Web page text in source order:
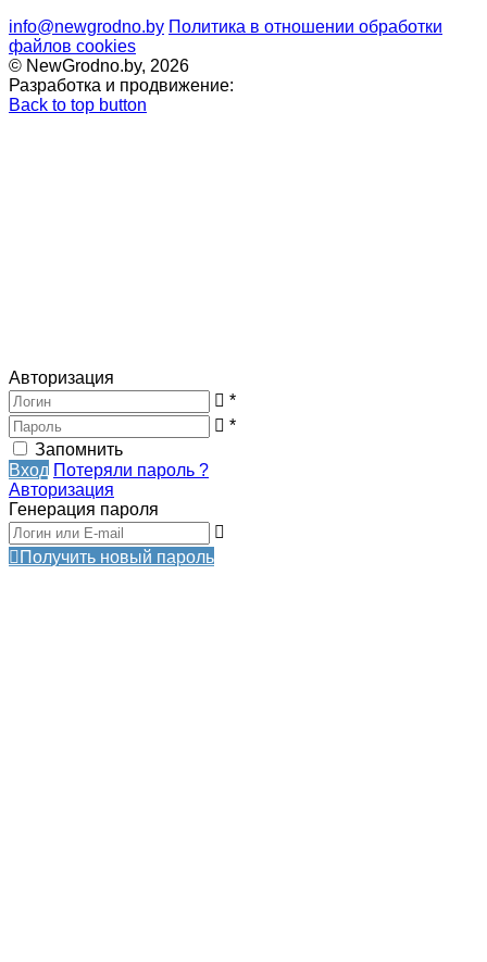
info@newgrodno.by Политика в отношении обработки
файлов cookies
© NewGrodno.by, 2026
Разработка и продвижение:
Back to top button
Авторизация
*
*
Запомнить
Вход Потеряли пароль ?
Авторизация
Генерация пароля
Получить новый пароль